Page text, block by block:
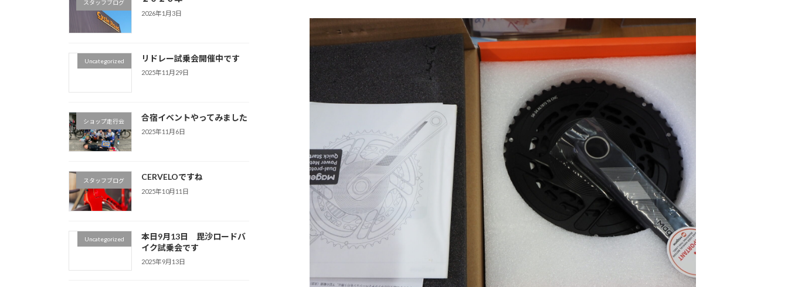
:
スタッフブログ
2026年1月3日
Uncategorized リドレー試乗会開催中です
2025年11月29日
ショップ走行会 合宿イベントやってみました
2025年11月6日
スタッフブログ CERVELOですね
2025年10月11日
Uncategorized
本日9月13日 毘沙ロードバ
イク試乗会です
2025年9月13日